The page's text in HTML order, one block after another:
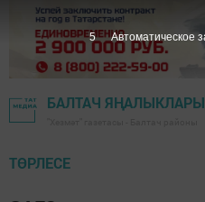
БАЛТАЧ ЯҢАЛЫКЛАРЫ
ТӨРЛЕСЕ
3 Автоматическое